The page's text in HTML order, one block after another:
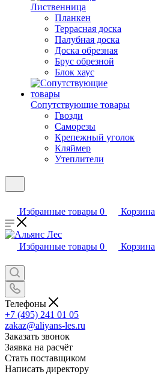
Лиственница
Планкен
Террасная доска
Палубная доска
Доска обрезная
Брус обрезной
Блок хаус
Сопутствующие товары
Гвозди
Саморезы
Крепежный уголок
Кляймер
Утеплители
Избранные товары 0 Корзина
Избранные товары 0 Корзина
Телефоны
+7 (495) 241 01 05
zakaz@aliyans-les.ru
Заказать звонок
Заявка на расчёт
Стать поставщиком
Написать директору